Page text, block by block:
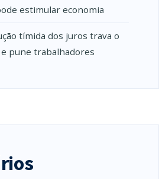
estimular economia
tímida dos juros trava o
pune trabalhadores